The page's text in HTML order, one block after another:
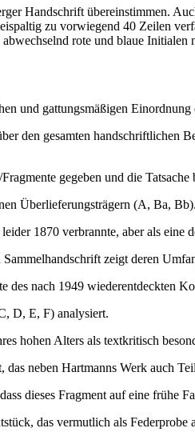
Handschrift übereinstimmen.
zu vorwiegend 40 Zeilen
rote und blaue Initialen
und gattungsmäßigen
den gesamten handschriftlichen
gegeben und die
Überlieferungsträgern (A, Ba, Bb).
1870 verbrannte, aber als eine
zeigt deren
des nach 1949 wiederentdeckten
D, E, F) analysiert.
hohen Alters als textkritisch
das neben Hartmanns Werk auch
dieses Fragment auf eine frühe
das vermutlich als